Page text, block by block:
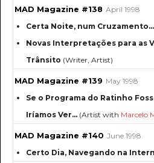
MAD Magazine #138 April 1998
Certa Noite, num Cruzamento...
Novas Interpretações para as
Trânsito (Writer, Artist)
MAD Magazine #139 May 1998
Se o Programa do Ratinho
Iríamos Ver... (Artist with Marcelo
MAD Magazine #140 June 1998
Certo Dia, Navegando na